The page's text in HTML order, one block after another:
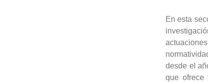
En esta
desde el
que ofrece